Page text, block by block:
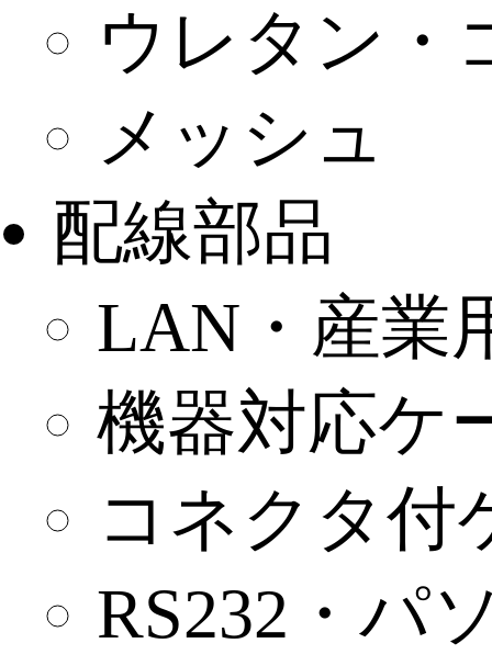
ウレタン・
メッシュ
配線部品
LAN・産業
機器対応ケ
コネクタ付
RS232・パ